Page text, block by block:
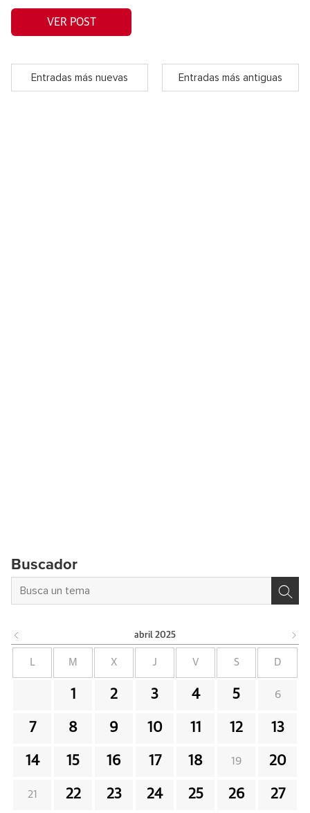
VER POST
Entradas más nuevas Entradas más antiguas
Buscador
abril 2025
L M X J V S D
1 2 3 4 5 6
7 8 9 10 11 12 13
14 15 16 17 18 19 20
21 22 23 24 25 26 27